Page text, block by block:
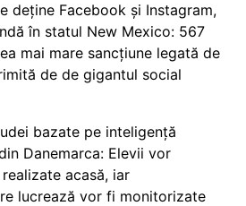
deține Facebook și Instagram,
în statul New Mexico: 567
mai mare sancțiune legată de
de de gigantul social
bazate pe inteligență
Danemarca: Elevii vor
acasă, iar
lucrează vor fi monitorizate